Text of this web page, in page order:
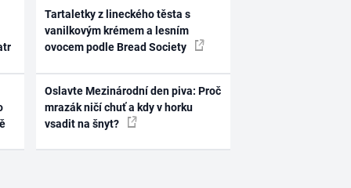
Tartaletky z lineckého těsta s
vanilkovým krémem a lesním
ovocem podle Bread Society
Oslavte Mezinárodní den piva: Proč
mrazák ničí chuť a kdy v horku
vsadit na šnyt?